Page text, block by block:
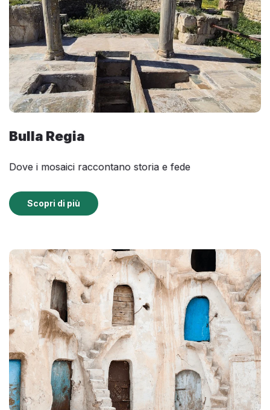
Bulla Regia
Dove i mosaici raccontano storia e fede
Scopri di più